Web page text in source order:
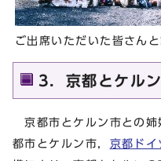
ご出席いただいた皆さん
3．京都とケル
京都市とケルン市との姉
都市とケルン市， 京都ドイ